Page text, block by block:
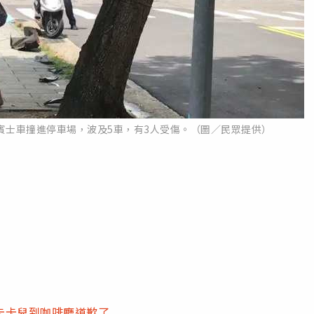
車撞進停車場，波及5車，有3人受傷。（圖／民眾提供）